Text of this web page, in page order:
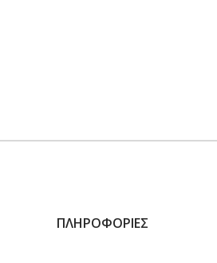
ΠΛΗΡΟΦΟΡΊΕΣ